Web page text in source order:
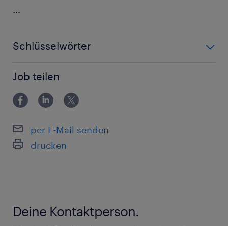
...
Schlüsselwörter
Tirol, Logistik
Job teilen
per E-Mail senden
drucken
Deine Kontaktperson.